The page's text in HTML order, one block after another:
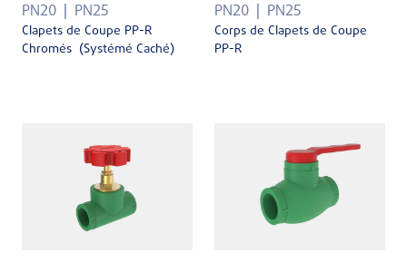
PN20 PN25
Clapets de Coupe PP-R
Chromés (Systémé Caché)
PN20 PN25
Corps de Clapets de Coupe
PP-R